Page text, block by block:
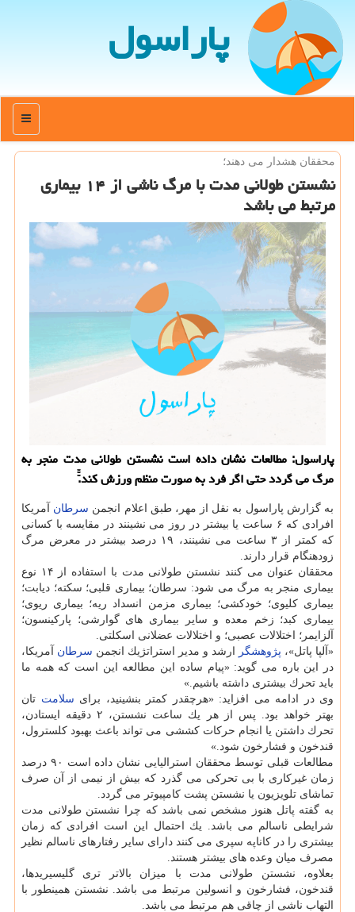
پاراسول
منو
محققان هشدار می دهند؛
نشستن طولانی مدت با مرگ ناشی از ۱۴ بیماری
مرتبط می باشد
پاراسول: مطالعات نشان داده است نشستن طولانی مدت منجر به
مرگ می گردد حتی اگر فرد به صورت منظم ورزش كند.ّّّ
به گزارش پاراسول به نقل از مهر، طبق اعلام انجمن سرطان آمریكا
افرادی كه ۶ ساعت یا بیشتر در روز می نشینند در مقایسه با كسانی
كه كمتر از ۳ ساعت می نشینند، ۱۹ درصد بیشتر در معرض مرگ
زودهنگام قرار دارند.
محققان عنوان می كنند نشستن طولانی مدت با استفاده از ۱۴ نوع
بیماری منجر به مرگ می شود: سرطان؛ بیماری قلبی؛ سكته؛ دیابت؛
بیماری كلیوی؛ خودكشی؛ بیماری مزمن انسداد ریه؛ بیماری ریوی؛
بیماری كبد؛ زخم معده و سایر بیماری های گوارشی؛ پاركینسون؛
آلزایمر؛ اختلالات عصبی؛ و اختلالات عضلانی اسكلتی.
«آلپا پاتل»، پژوهشگر ارشد و مدیر استراتژیك انجمن سرطان آمریكا،
در این باره می گوید: «پیام ساده این مطالعه این است كه همه ما
باید تحرك بیشتری داشته باشیم.»
وی در ادامه می افزاید: «هرچقدر كمتر بنشینید، برای سلامت تان
بهتر خواهد بود. پس از هر یك ساعت نشستن، ۲ دقیقه ایستادن،
تحرك داشتن یا انجام حركات كششی می تواند باعث بهبود كلسترول،
قندخون و فشارخون شود.»
مطالعات قبلی توسط محققان استرالیایی نشان داده است ۹۰ درصد
زمان غیركاری با بی تحركی می گذرد كه بیش از نیمی از آن صرف
تماشای تلویزیون یا نشستن پشت كامپیوتر می گردد.
به گفته پاتل هنوز مشخص نمی باشد كه چرا نشستن طولانی مدت
شرایطی ناسالم می باشد. یك احتمال این است افرادی كه زمان
بیشتری را در كاناپه سپری می كنند دارای سایر رفتارهای ناسالم نظیر
مصرف میان وعده های بیشتر هستند.
بعلاوه، نشستن طولانی مدت با میزان بالاتر تری گلیسیریدها،
قندخون، فشارخون و انسولین مرتبط می باشد. نشستن همینطور با
التهاب ناشی از چاقی هم مرتبط می باشد.